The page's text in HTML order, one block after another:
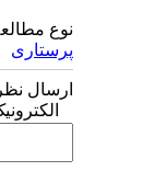
نوع
پرستاری
ارسال نظر